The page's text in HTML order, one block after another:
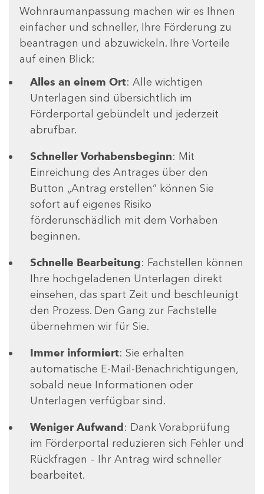
Wohnraumanpassung machen wir es Ihnen
einfacher und schneller, Ihre Förderung zu
beantragen und abzuwickeln. Ihre Vorteile
auf einen Blick:
Alles an einem Ort: Alle wichtigen
Unterlagen sind übersichtlich im
Förderportal gebündelt und jederzeit
abrufbar.
Schneller Vorhabensbeginn: Mit
Einreichung des Antrages über den
Button „Antrag erstellen“ können Sie
sofort auf eigenes Risiko
förderunschädlich mit dem Vorhaben
beginnen.
Schnelle Bearbeitung: Fachstellen können
Ihre hochgeladenen Unterlagen direkt
einsehen, das spart Zeit und beschleunigt
den Prozess. Den Gang zur Fachstelle
übernehmen wir für Sie.
Immer informiert: Sie erhalten
automatische E-Mail-Benachrichtigungen,
sobald neue Informationen oder
Unterlagen verfügbar sind.
Weniger Aufwand : Dank Vorabprüfung
im Förderportal reduzieren sich Fehler und
Rückfragen – Ihr Antrag wird schneller
bearbeitet.